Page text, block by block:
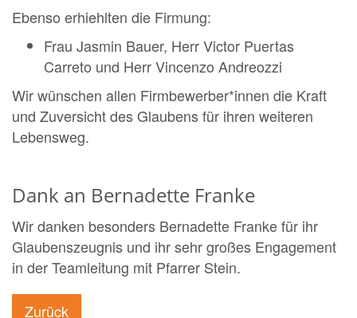
Ebenso erhiehlten die Firmung:
Frau Jasmin Bauer, Herr Victor Puertas
Carreto und Herr Vincenzo Andreozzi
Wir wünschen allen Firmbewerber*innen die Kraft
und Zuversicht des Glaubens für ihren weiteren
Lebensweg.
Dank an Bernadette Franke
Wir danken besonders Bernadette Franke für ihr
Glaubenszeugnis und ihr sehr großes Engagement
in der Teamleitung mit Pfarrer Stein.
Zurück